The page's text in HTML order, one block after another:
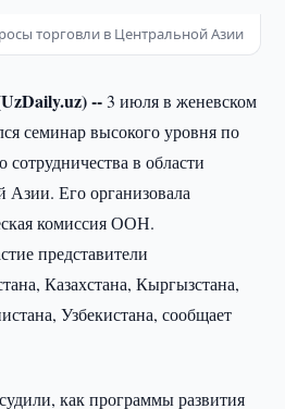
торговли в Центральной Азии
--3 июля в женевском
семинар высокого уровня по
сотрудничества в области
Азии. Его организовала
комиссия ООН.
представители
Казахстана, Кыргызстана,
Узбекистана, сообщает
как программы развития